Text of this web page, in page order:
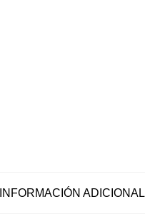
INFORMACIÓN ADICIONAL